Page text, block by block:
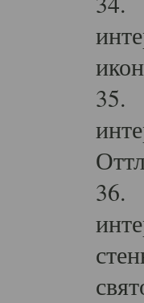
35.
36.